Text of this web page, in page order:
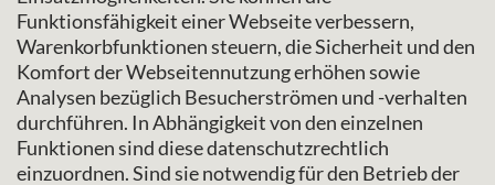
Funktionsfähigkeit einer Webseite verbessern,
Warenkorbfunktionen steuern, die Sicherheit und den
Komfort der Webseitennutzung erhöhen sowie
Analysen bezüglich Besucherströmen und -verhalten
durchführen. In Abhängigkeit von den einzelnen
Funktionen sind diese datenschutzrechtlich
einzuordnen. Sind sie notwendig für den Betrieb der